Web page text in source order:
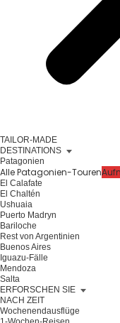
TAILOR-MADE
DESTINATIONS
Patagonien
Alle Patagonien-Touren
El Calafate
El Chaltén
Ushuaia
Puerto Madryn
Bariloche
Rest von Argentinien
Buenos Aires
Iguazu-Fälle
Mendoza
Salta
ERFORSCHEN SIE
NACH ZEIT
Wochenendausflüge